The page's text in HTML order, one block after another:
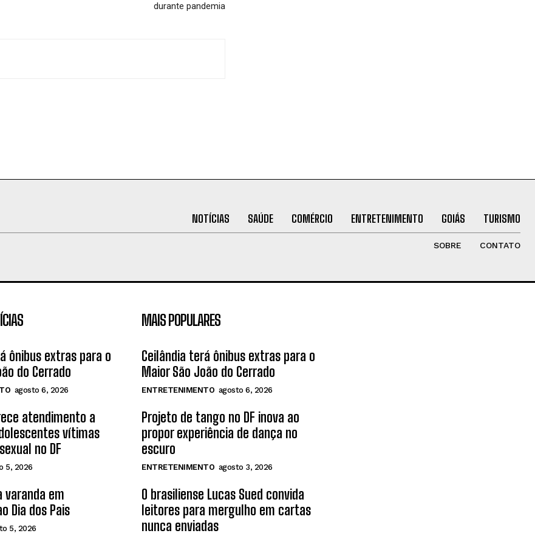
durante pandemia
NOTÍCIAS SAÚDE COMÉRCIO ENTRETENIMENTO GOIÁS TURISMO
SOBRE CONTATO
ônibus extras para o
do Cerrado
agosto 6, 2026
atendimento a
vítimas
no DF
5, 2026
varanda em
Dia dos Pais
5, 2026
MAIS POPULARES
Ceilândia terá ônibus extras para o
Maior São João do Cerrado
ENTRETENIMENTO agosto 6, 2026
Projeto de tango no DF inova ao
propor experiência de dança no
escuro
ENTRETENIMENTO agosto 3, 2026
O brasiliense Lucas Sued convida
leitores para mergulho em cartas
nunca enviadas